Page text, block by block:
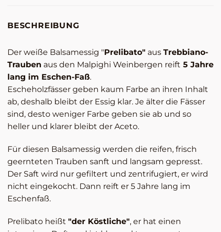
BESCHREIBUNG
Der weiße Balsamessig "Prelibato" aus Trebbiano-
Trauben aus den Malpighi Weinbergen reift 5 Jahre
lang im Eschen-Faß.
Escheholzfässer geben kaum Farbe an ihren Inhalt
ab, deshalb bleibt der Essig klar. Je älter die Fässer
sind, desto weniger Farbe geben sie ab und so
heller und klarer bleibt der Aceto.
Für diesen Balsamessig werden die reifen, frisch
geernteten Trauben sanft und langsam gepresst.
Der Saft wird nur gefiltert und zentrifugiert, er wird
nicht eingekocht. Dann reift er 5 Jahre lang im
Eschenfaß.
Prelibato heißt "der Köstliche", er hat einen